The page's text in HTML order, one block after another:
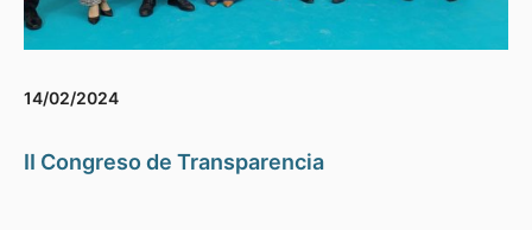
14/02/2024
II Congreso de Transparencia